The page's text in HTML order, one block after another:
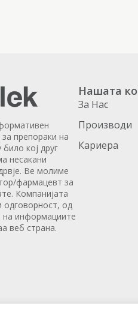
препораки на
кој друг
несакани
Ве молиме
фармацевт за
Компанијата
одговорност, од
информациите
веб страна.
Нашата
За Нас
Производи
Кариера